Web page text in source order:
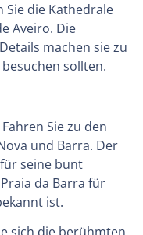
Sie die Kathedrale
Aveiro. Die
machen sie zu
sollten.
Fahren Sie zu den
und Barra. Der
seine bunt
da Barra für
ist.